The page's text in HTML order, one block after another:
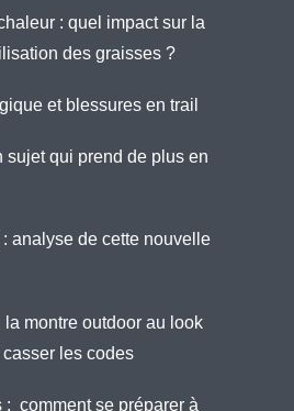
: quel impact sur la
des graisses ?
et blessures en trail
sujet qui prend de plus en
analyse de cette nouvelle
la montre outdoor au look
les codes
: comment se préparer à